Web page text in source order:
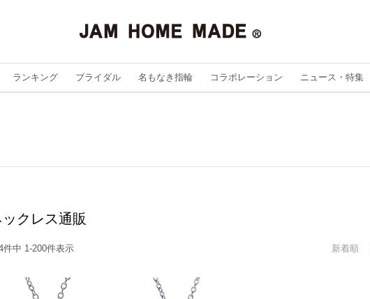
ランキング ブライダル 名もなき指輪 コラボレーション ニュース・特集
クレス通販
新着順
件中 1-200件表示